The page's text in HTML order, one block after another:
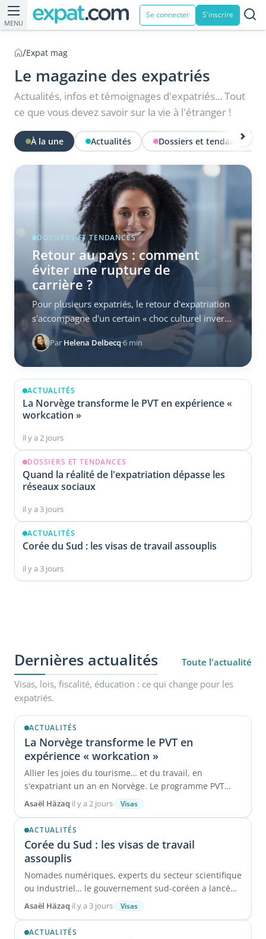
MENU
Se connecter S'inscrire
/Expat mag
Le magazine des expatriés
Actualités, infos et témoignages d'expatriés... Tout
ce que vous devez savoir sur la vie à l'étranger !
À la une Actualités Dossiers et tendances
DOSSIERS ET TENDANCES
Retour au pays : comment
éviter une rupture de
carrière ?
Pour plusieurs expatriés, le retour d'expatriation
s'accompagne d'un certain « choc culturel inversé
» : on se ...
Par Helena Delbecq·6 min
ACTUALITÉS
La Norvège transforme le PVT en expérience «
workcation »
il y a 2 jours
DOSSIERS ET TENDANCES
Quand la réalité de l'expatriation dépasse les
réseaux sociaux
il y a 3 jours
ACTUALITÉS
Corée du Sud : les visas de travail assouplis
il y a 3 jours
Dernières actualités
Toute l'actualité
Visas, lois, fiscalité, éducation : ce qui change pour les
expatriés.
ACTUALITÉS
La Norvège transforme le PVT en
expérience « workcation »
Allier les joies du tourisme… et du travail, en
s'expatriant un an en Norvège. Le programme PVT
Norvège se rapproche du ...
Asaël Häzaq·il y a 2 jours· Visas
ACTUALITÉS
Corée du Sud : les visas de travail
assouplis
Nomades numériques, experts du secteur scientifique
ou industriel… le gouvernement sud-coréen a lancé
plusieurs mesures ...
Asaël Häzaq·il y a 3 jours· Visas
ACTUALITÉS